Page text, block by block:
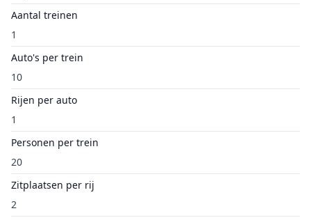
Aantal treinen
1
Auto's per trein
10
Rijen per auto
1
Personen per trein
20
Zitplaatsen per rij
2